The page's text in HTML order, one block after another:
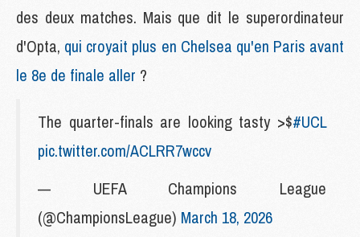
des deux matches. Mais que dit le superordinateur
d'Opta, qui croyait plus en Chelsea qu'en Paris avant
le 8e de finale aller ?
The quarter-finals are looking tasty >$#UCL
pic.twitter.com/ACLRR7wccv
— UEFA Champions League
(@ChampionsLeague) March 18, 2026